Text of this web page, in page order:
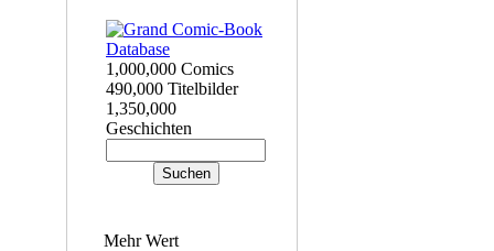
1,000,000 Comics
490,000 Titelbilder
1,350,000
Geschichten
Mehr Wert